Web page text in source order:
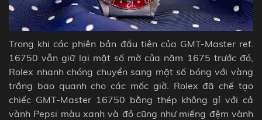
Trong khi các phiên bản đầu tiên của GMT-Master ref.
16750 vẫn giữ lại mặt số mờ của năm 1675 trước đó,
Rolex nhanh chóng chuyển sang mặt số bóng với vàng
trắng bao quanh cho các mốc giờ. Rolex đã chế tạo
chiếc GMT-Master 16750 bằng thép không gỉ với cả
vành Pepsi màu xanh và đỏ cũng như miếng đệm vành